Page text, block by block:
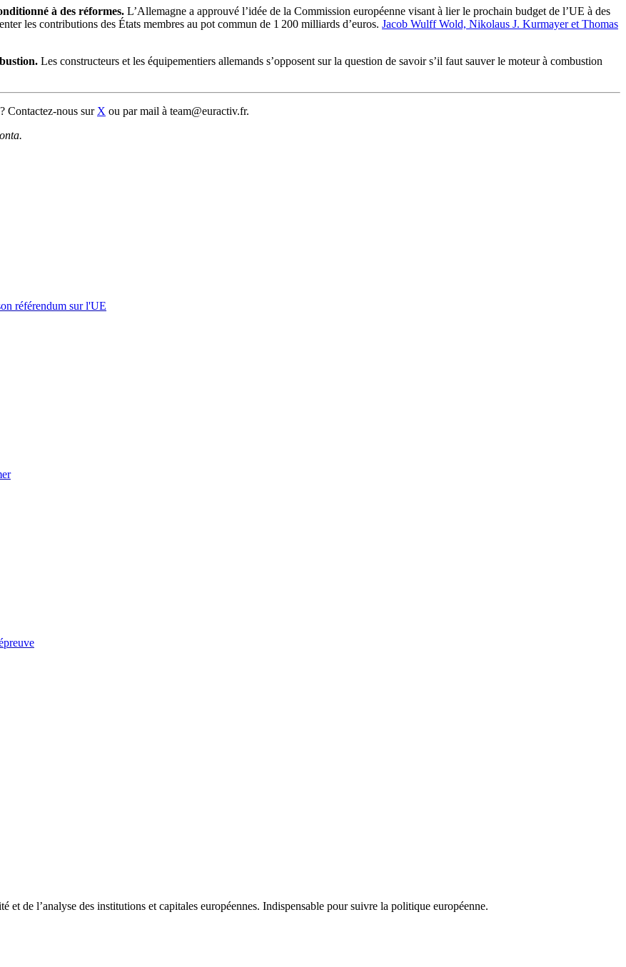
à des réformes. L’Allemagne a approuvé l’idée de la Commission européenne visant à lier le prochain budget de l’UE à des
les contributions des États membres au pot commun de 1 200 milliards d’euros. Jacob Wulff Wold, Nikolaus J. Kurmayer et Thomas
Les constructeurs et les équipementiers allemands s’opposent sur la question de savoir s’il faut sauver le moteur à combustion
Contactez-nous sur X ou par mail à team@euractiv.fr.
référendum sur l'UE
et de l’analyse des institutions et capitales européennes. Indispensable pour suivre la politique européenne.